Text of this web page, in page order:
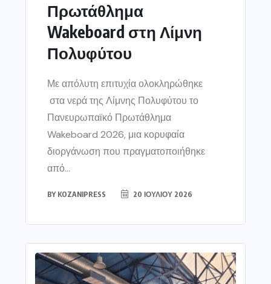
Πρωτάθλημα
Wakeboard στη Λίμνη
Πολυφύτου
Με απόλυτη επιτυχία ολοκληρώθηκε
στα νερά της Λίμνης Πολυφύτου το
Πανευρωπαϊκό Πρωτάθλημα
Wakeboard 2026, μια κορυφαία
διοργάνωση που πραγματοποιήθηκε
από...
BY KOZANIPRESS 20 ΙΟΥΛΊΟΥ 2026